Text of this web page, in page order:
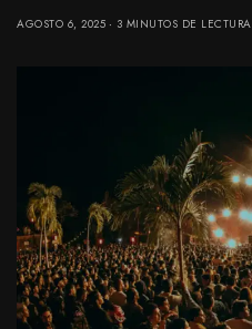
AGOSTO 6, 2025 3 MINUTOS DE LECTURA